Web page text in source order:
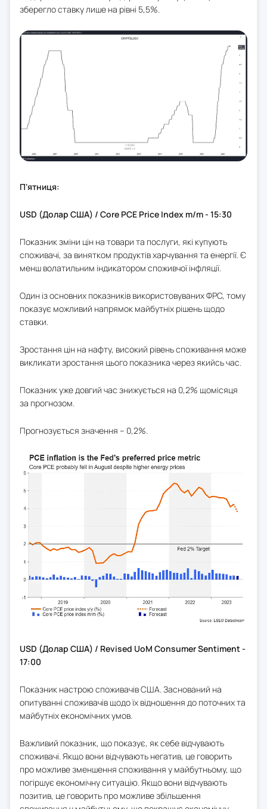
зберегло ставку лише на рівні 5,5%.
П'ятниця:
USD (Долар США) / Core PCE Price Index m/m - 15:30
Показник зміни цін на товари та послуги, які купують
споживачі, за винятком продуктів харчування та енергії. Є
менш волатильним індикатором споживчої інфляції.
Один із основних показників використовуваних ФРС, тому
показує можливий напрямок майбутніх рішень щодо
ставки.
Зростання цін на нафту, високий рівень споживання може
викликати зростання цього показника через якийсь час.
Показник уже довгий час знижується на 0,2% щомісяця
за прогнозом.
Прогнозується значення – 0,2%.
USD (Долар США) / Revised UoM Consumer Sentiment -
17:00
Показник настрою споживачів США. Заснований на
опитуванні споживачів щодо їх відношення до поточних та
майбутніх економічних умов.
Важливий показник, що показує, як себе відчувають
споживачі. Якщо вони відчувають негатив, це говорить
про можливе зменшення споживання у майбутньому, що
погіршує економічну ситуацію. Якщо вони відчувають
позитив, це говорить про можливе збільшення